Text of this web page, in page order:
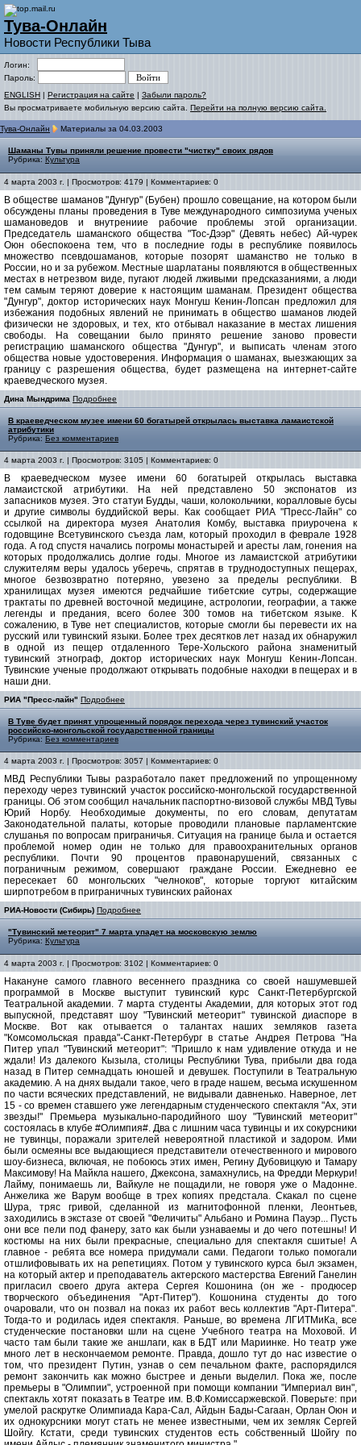
Тува-Онлайн
Новости Республики Тыва
Логин:
Пароль:
ENGLISH | Регистрация на сайте | Забыли пароль?
Вы просматриваете мобильную версию сайта. Перейти на полную версию сайта.
Тува-Онлайн Материалы за 04.03.2003
Шаманы Тувы приняли решение провести "чистку" своих рядов
Рубрика: Культура
4 марта 2003 г. | Просмотров: 4179 | Комментариев: 0
В обществе шаманов "Дунгур" (Бубен) прошло совещание, на котором были
обсуждены планы проведения в Туве международного симпозиума ученых
шамановедов и внутрениие рабочие проблемы этой организации.
Председатель шаманского общества "Тос-Дээр" (Девять небес) Ай-чурек
Оюн обеспокоена тем, что в последние годы в республике появилось
множество псевдошаманов, которые позорят шаманство не только в
России, но и за рубежом. Местные шарлатаны появляются в общественных
местах в нетрезвом виде, пугают людей лживыми предсказаниями, а люди
тем самым теряют доверие к настоящим шаманам. Президент общества
"Дунгур", доктор исторических наук Монгуш Кенин-Лопсан предложил для
избежания подобных явлений не принимать в общество шаманов людей
физически не здоровых, и тех, кто отбывал наказание в местах лишения
свободы. На совещании было принято решение заново провести
регистрацию шаманского общества "Дунгур", и выписать членам этого
общества новые удостоверения. Информация о шаманах, выезжающих за
границу с разрешения общества, будет размещена на интернет-сайте
краеведческого музея.
Дина Мындрима Подробнее
В краеведческом музее имени 60 богатырей открылась выставка ламаистской
атрибутики
Рубрика: Без комментариев
4 марта 2003 г. | Просмотров: 3105 | Комментариев: 0
В краеведческом музее имени 60 богатырей открылась выставка
ламаистской атрибутики. На ней представлено 50 экспонатов из
запасников музея. Это статуи Будды, чаши, колокольчики, коралловые бусы
и другие символы буддийской веры. Как сообщает РИА "Пресс-Лайн" со
ссылкой на директора музея Анатолия Комбу, выставка приурочена к
годовщине Всетувинского съезда лам, который проходил в феврале 1928
года. А год спустя начались погромы монастырей и аресты лам, гонения на
которых продолжались долгие годы. Многое из ламаистской атрибутики
служителям веры удалось уберечь, спрятав в труднодоступных пещерах,
многое безвозвратно потеряно, увезено за пределы республики. В
хранилищах музея имеются редчайшие тибетские сутры, содержащие
трактаты по древней восточной медицине, астрологии, географии, а также
легенды и предания, всего более 300 томов на тибетском языке. К
сожалению, в Туве нет специалистов, которые смогли бы перевести их на
русский или тувинский языки. Более трех десятков лет назад их обнаружил
в одной из пещер отдаленного Тере-Хольского района знаменитый
тувинский этнограф, доктор исторических наук Монгуш Кенин-Лопсан.
Тувинские ученые продолжают открывать подобные находки в пещерах и в
наши дни.
РИА "Пресс-лайн" Подробнее
В Туве будет принят упрощенный порядок перехода через тувинский участок
российско-монгольской государственной границы
Рубрика: Без комментариев
4 марта 2003 г. | Просмотров: 3057 | Комментариев: 0
МВД Республики Тывы разработало пакет предложений по упрощенному
переходу через тувинский участок российско-монгольской государственной
границы. Об этом сообщил начальник паспортно-визовой службы МВД Тувы
Юрий Норбу. Необходимые документы, по его словам, депутатам
Законодательной палаты, которые проводили плановые парламентские
слушанья по вопросам приграничья. Ситуация на границе была и остается
проблемой номер один не только для правоохранительных органов
республики. Почти 90 процентов правонарушений, связанных с
пограничным режимом, совершают граждане России. Ежедневно ее
пересекает 60 монгольских "челноков", которые торгуют китайским
ширпотребом в приграничных тувинских районах
РИА-Новости (Сибирь) Подробнее
"Тувинский метеорит" 7 марта упадет на московскую землю
Рубрика: Культура
4 марта 2003 г. | Просмотров: 3102 | Комментариев: 0
Накануне самого главного весеннего праздника со своей нашумевшей
программой в Москве выступит тувинский курс Санкт-Петербургской
Театральной академии. 7 марта студенты Академии, для которых этот год
выпускной, представят шоу "Тувинский метеорит" тувинской диаспоре в
Москве. Вот как отывается о талантах наших земляков газета
"Комсомольская правда"-Санкт-Петербург в статье Андрея Петрова "На
Питер упал "Тувинский метеорит": "Пришло к нам удивление откуда и не
ждали! Из далекого Кызыла, столицы Республики Тува, прибыли два года
назад в Питер семнадцать юношей и девушек. Поступили в Театральную
академию. А на днях выдали такое, чего в граде нашем, весьма искушенном
по части всяческих представлений, не видывали давненько. Наверное, лет
15 - со времен ставшего уже легендарным студенческого спектакля "Ах, эти
звезды!" Премьера музыкально-пародийного шоу "Тувинский метеорит"
состоялась в клубе #Олимпия#. Два с лишним часа тувинцы и их сокурсники
не тувинцы, поражали зрителей невероятной пластикой и задором. Ими
были осмеяны все выдающиеся представители отечественного и мирового
шоу-бизнеса, включая, не побоюсь этих имен, Регину Дубовицкую и Тамару
Максимову! На Майкла нашего, Джексона, замахнулись, на Фредди Меркури!
Лайму, понимаешь ли, Вайкуле не пощадили, не говоря уже о Мадонне.
Анжелика же Варум вообще в трех копиях предстала. Скакал по сцене
Шура, тряс гривой, сделанной из магнитофонной пленки, Леонтьев,
заходились в экстазе от своей "Феличиты" Альбано и Ромина Пауэр... Пусть
они все пели под фанеру, зато как были узнаваемы и до чего потешны! И
костюмы на них были прекрасные, специально для спектакля сшитые! А
главное - ребята все номера придумали сами. Педагоги только помогали
отшлифовывать их на репетициях. Потом у тувинского курса был экзамен,
на который актер и преподаватель актерского мастерства Евгений Ганелин
пригласил своего друга актера Сергея Кошонина (он же - продюсер
творческого объединения "Арт-Питер"). Кошонина студенты до того
очаровали, что он позвал на показ их работ весь коллектив "Арт-Питера".
Тогда-то и родилась идея спектакля. Раньше, во времена ЛГИТМиКа, все
студенческие постановки шли на сцене Учебного театра на Моховой. И
часто там были такие же аншлаги, как в БДТ или Мариинке. Но театр уже
много лет в нескончаемом ремонте. Правда, дошло тут до нас известие о
том, что президент Путин, узнав о сем печальном факте, распорядился
ремонт закончить как можно быстрее и деньги выделил. Пока же, после
премьеры в "Олимпии", устроенной при помощи компании "Империал вин",
спектакль хотят показать в Театре им. В.Ф.Комиссаржевской. Поверьте: при
умелой раскрутке Олимпиада Кара-Сал, Айдын Бады-Сагаан, Орлан Оюн и
их однокурсники могут стать не менее известными, чем их земляк Сергей
Шойгу. Кстати, среди тувинских студентов есть собственный Шойгу по